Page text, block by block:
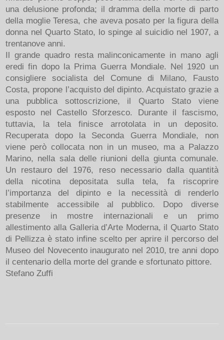
una delusione profonda; il dramma della morte di parto
della moglie Teresa, che aveva posato per la figura della
donna nel Quarto Stato, lo spinge al suicidio nel 1907, a
trentanove anni.
Il grande quadro resta malinconicamente in mano agli
eredi fin dopo la Prima Guerra Mondiale. Nel 1920 un
consigliere socialista del Comune di Milano, Fausto
Costa, propone l’acquisto del dipinto. Acquistato grazie a
una pubblica sottoscrizione, il Quarto Stato viene
esposto nel Castello Sforzesco. Durante il fascismo,
tuttavia, la tela finisce arrotolata in un deposito.
Recuperata dopo la Seconda Guerra Mondiale, non
viene però collocata non in un museo, ma a Palazzo
Marino, nella sala delle riunioni della giunta comunale.
Un restauro del 1976, reso necessario dalla quantità
della nicotina depositata sulla tela, fa riscoprire
l’importanza del dipinto e la necessità di renderlo
stabilmente accessibile al pubblico. Dopo diverse
presenze in mostre internazionali e un primo
allestimento alla Galleria d’Arte Moderna, il Quarto Stato
di Pellizza è stato infine scelto per aprire il percorso del
Museo del Novecento inaugurato nel 2010, tre anni dopo
il centenario della morte del grande e sfortunato pittore.
Stefano Zuffi